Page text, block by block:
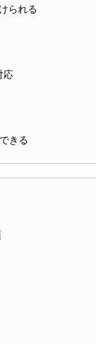
られる
応
きる